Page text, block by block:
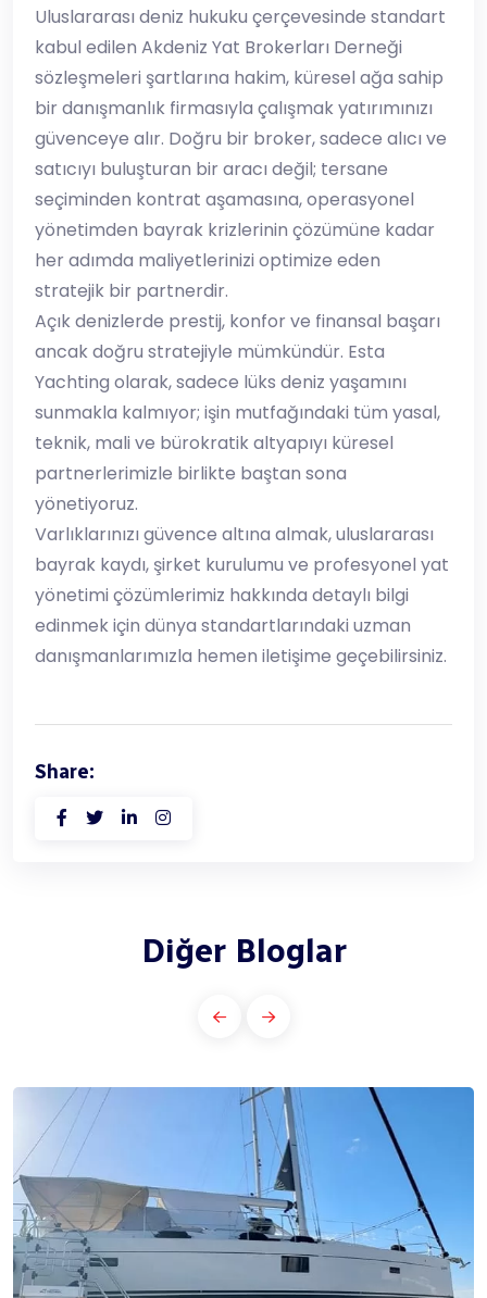
​Uluslararası deniz hukuku çerçevesinde standart
kabul edilen Akdeniz Yat Brokerları Derneği
sözleşmeleri şartlarına hakim, küresel ağa sahip
bir danışmanlık firmasıyla çalışmak yatırımınızı
güvenceye alır. Doğru bir broker, sadece alıcı ve
satıcıyı buluşturan bir aracı değil; tersane
seçiminden kontrat aşamasına, operasyonel
yönetimden bayrak krizlerinin çözümüne kadar
her adımda maliyetlerinizi optimize eden
stratejik bir partnerdir.
​Açık denizlerde prestij, konfor ve finansal başarı
ancak doğru stratejiyle mümkündür. Esta
Yachting olarak, sadece lüks deniz yaşamını
sunmakla kalmıyor; işin mutfağındaki tüm yasal,
teknik, mali ve bürokratik altyapıyı küresel
partnerlerimizle birlikte baştan sona
yönetiyoruz.
​Varlıklarınızı güvence altına almak, uluslararası
bayrak kaydı, şirket kurulumu ve profesyonel yat
yönetimi çözümlerimiz hakkında detaylı bilgi
edinmek için dünya standartlarındaki uzman
danışmanlarımızla hemen iletişime geçebilirsiniz.
Share:
Diğer Bloglar